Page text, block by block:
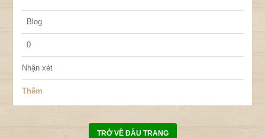
Blog
0
Nhận xét
Thêm
TRỞ VỀ ĐẦU TRANG